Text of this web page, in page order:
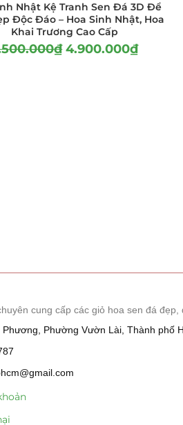
Nhật Kệ Tranh Sen Đá 3D Để
Độc Đáo – Hoa Sinh Nhật, Hoa
Khai Trương Cao Cấp
₫ 4.900.000₫
cung cấp các giỏ hoa sen đá
Phương, Phường Vườn Lài, Thành phố